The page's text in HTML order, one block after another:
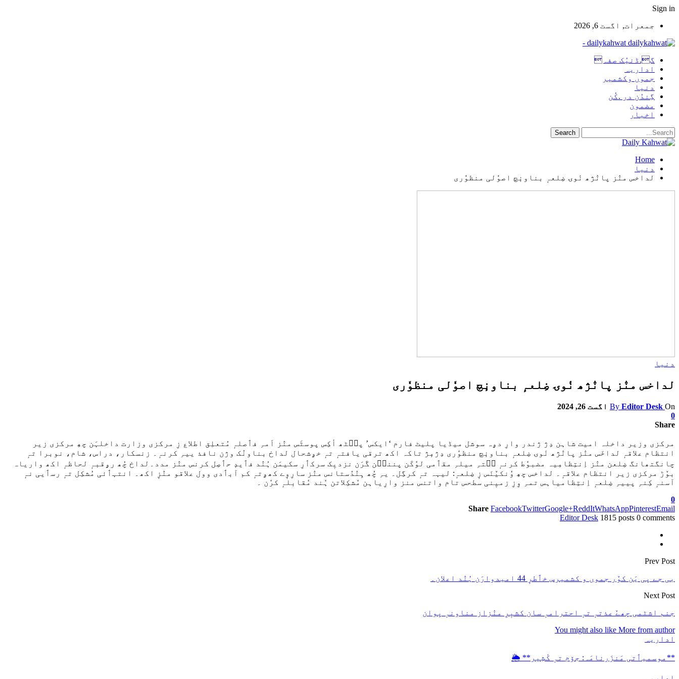
Sign in
جمعرات, اگست 6, 2026
dailykahwat -
گ.ڈنیُک صفہ
اداریہ
جموں وکشمیر
دنیا
گِندُن در .کُن
مضمون
اخبار
Home
دنیا
لداخس منٛز پانٛژھ نٔوۍ ضِلعہٕ بناونٕچ اصوٗلی منظوٗری
دنیا
لداخس منٛز پانٛژھ نٔوۍ ضِلعہٕ بناونٕچ اصوٗلی منظوٗری
By Editor Desk On
اگست 26, 2024
0
Share
مرکزی وزیر داخلہ امیت شاہن دِژ ژندر وارِ دۄہ سوشل میڈیا پلیٹ فارم ‘ایکس’ پٮ۪ٹھ أکِس پوسٹَس منٛز اَمہِ فٲصلہٕ مُتعلِق اطلاع زِ مرکزی وزارت داخلہَن چھِ مرکزی زیر
انتظام علاقہٕ لداخَس منٛز پانٛژھ نٔوۍ ضِلعہٕ بناونٕچ منظوٗری دِژمٕژ تاکہ اکھ ترقی یافتہٕ تہٕ خۄشحال لداخ بناونُک وژن نافذ ییہِ کرنہٕ۔ زنسکار، دراس، شام، نوبرا تہٕ
چانگتھانگ ضِلعن منٛز اِنتِظامِیہ مضبوٗط کرنہٕ سۭتہِ میلہِ مقٲمی لوٗکَن پننٮ۪ن گَرَن نزدیٖک سرکٲرِ سکیمَن ہُنٛد فٲیدٕ حٲصِل کرنس منٛز مدد۔لداخ چُھ رۄقبہٕ لحاظہٕ اکھ واریاہ
بوٚڑ مركزی زیر انتظام علاقہٕ۔ لداخس چھِ وُنکیٚنَس زٕ ضِلعہٕ: لیہہ تہٕ کرگِل۔ یہِ چُھ ہِنٛدُستانس منٛز سارِوٕے کھۄتہٕ کم آبٲدی وول علاقو منٛزٕ اکھ۔ انتہٲئی مُشکِل تہٕ رسٲیی نہٕ
آسنہٕ کِنہِ پییہِ ضِلعہٕ اِنتِظامیاہس تمہِ وِزِ زمیٖنی سطحس تام واتنس منز وارِیاہن مٗشكِلاتن ہٗند مٗقابلہٕ كرٗن ۔
0
Share FacebookTwitterGoogle+ReddItWhatsAppPinterestEmail
Editor Desk 1815 posts 0 comments
Prev Post
بی جے پی یَن کوٚر جموں و کشمیرس خٲطرٕ 44 امیدوارَن ہُنٛد اعلان۔
Next Post
جنم اشٹمی چھےٚ عذتہٕ تہٕ احترامہٕ سان کشیٖرِ منٛزاز مناونہٕ یِوان
You might also like More from author
اداریہ
**موسمیٲتی مَنزَرنامَہ: جۆم تہٕ کٔشِیر** 🌦️